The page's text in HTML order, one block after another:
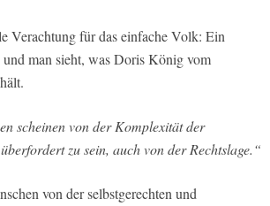
Verachtung für das einfache Volk: Ein
man sieht, was Doris König vom
scheinen von der Komplexität der
zu sein, auch von der Rechtslage.“
von der selbstgerechten und